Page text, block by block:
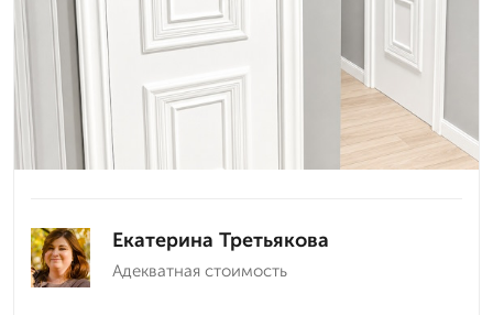
Екатерина Третьякова
Адекватная стоимость